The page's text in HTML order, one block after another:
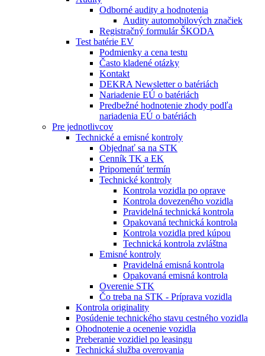
Odborné audity a hodnotenia
Audity automobilových značiek
Registračný formulár ŠKODA
Test batérie EV
Podmienky a cena testu
Často kladené otázky
Kontakt
DEKRA Newsletter o batériách
Nariadenie EÚ o batériách
Predbežné hodnotenie zhody podľa
nariadenia EÚ o batériách
Pre jednotlivcov
Technické a emisné kontroly
Objednať sa na STK
Cenník TK a EK
Pripomenúť termín
Technické kontroly
Kontrola vozidla po oprave
Kontrola dovezeného vozidla
Pravidelná technická kontrola
Opakovaná technická kontrola
Kontrola vozidla pred kúpou
Technická kontrola zvláštna
Emisné kontroly
Pravidelná emisná kontrola
Opakovaná emisná kontrola
Overenie STK
Čo treba na STK - Príprava vozidla
Kontrola originality
Posúdenie technického stavu cestného vozidla
Ohodnotenie a ocenenie vozidla
Preberanie vozidiel po leasingu
Technická služba overovania